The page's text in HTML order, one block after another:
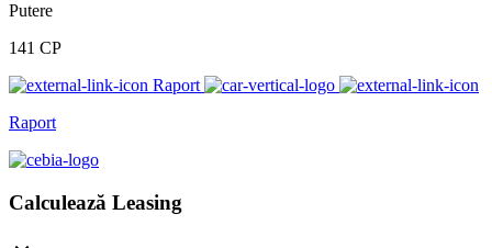
Putere
141 CP
Raport
Raport
Calculează Leasing